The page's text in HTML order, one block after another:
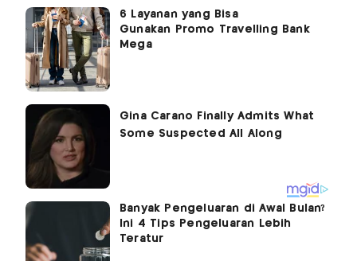
6 Layanan yang Bisa
Gunakan Promo Travelling Bank
Mega
Banyak Pengeluaran di Awal Bulan?
Ini 4 Tips Pengeluaran Lebih
Teratur